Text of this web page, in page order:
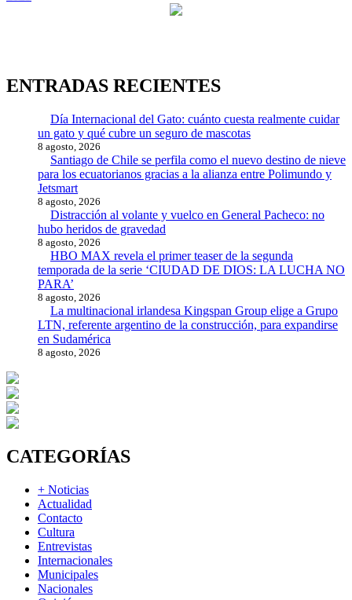
ENTRADAS RECIENTES
Día Internacional del Gato: cuánto cuesta realmente cuidar
un gato y qué cubre un seguro de mascotas
8 agosto, 2026
Santiago de Chile se perfila como el nuevo destino de nieve
para los ecuatorianos gracias a la alianza entre Polimundo y
Jetsmart
8 agosto, 2026
Distracción al volante y vuelco en General Pacheco: no
hubo heridos de gravedad
8 agosto, 2026
HBO MAX revela el primer teaser de la segunda
temporada de la serie ‘CIUDAD DE DIOS: LA LUCHA NO
PARA’
8 agosto, 2026
La multinacional irlandesa Kingspan Group elige a Grupo
LTN, referente argentino de la construcción, para expandirse
en Sudamérica
8 agosto, 2026
CATEGORÍAS
+ Noticias
Actualidad
Contacto
Cultura
Entrevistas
Internacionales
Municipales
Nacionales